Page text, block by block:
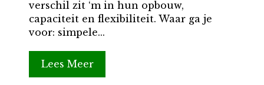
verschil zit ‘m in hun opbouw,
capaciteit en flexibiliteit. Waar ga je
voor: simpele...
Lees Meer